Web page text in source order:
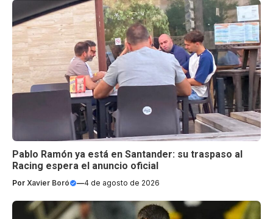
Pablo Ramón ya está en Santander: su traspaso al
Racing espera el anuncio oficial
Por Xavier Boró —4 de agosto de 2026